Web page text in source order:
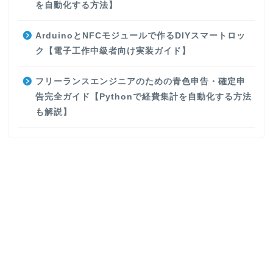
を自動化する方法】
ArduinoとNFCモジュールで作るDIYスマートロッ
ク【電子工作中級者向け実装ガイド】
フリーランスエンジニアのための青色申告・確定申
告完全ガイド【Pythonで経費集計を自動化する方法
も解説】